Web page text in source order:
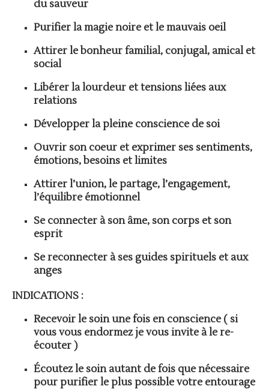
du sauveur
Purifier la magie noire et le mauvais oeil
Attirer le bonheur familial, conjugal, amical et
social
Libérer la lourdeur et tensions liées aux
relations
Développer la pleine conscience de soi
Ouvrir son coeur et exprimer ses sentiments,
émotions, besoins et limites
Attirer l’union, le partage, l’engagement,
l’équilibre émotionnel
Se connecter à son âme, son corps et son
esprit
Se reconnecter à ses guides spirituels et aux
anges
INDICATIONS :
Recevoir le soin une fois en conscience ( si
vous vous endormez je vous invite à le re-
écouter )
Écoutez le soin autant de fois que nécessaire
pour purifier le plus possible votre entourage